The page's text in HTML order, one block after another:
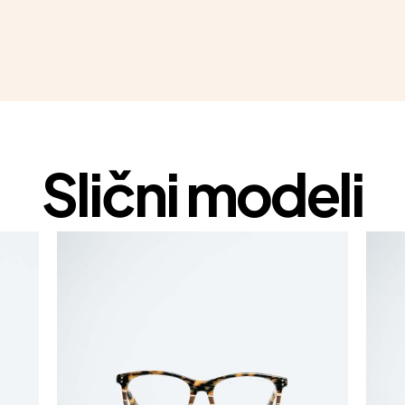
Slični modeli